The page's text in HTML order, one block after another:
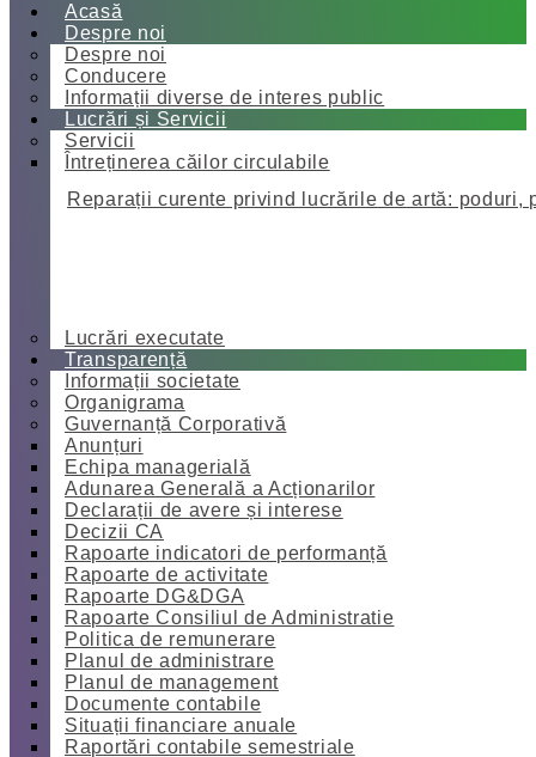
Acasă
Despre noi
Despre noi
Conducere
Informații diverse de interes public
Lucrări și Servicii
Servicii
Întreținerea căilor circulabile
Reparații curente privind lucrările de artă: poduri,
Lucrări executate
Transparență
Informații societate
Organigrama
Guvernanță Corporativă
Anunțuri
Echipa managerială
Adunarea Generală a Acționarilor
Declarații de avere și interese
Decizii CA
Rapoarte indicatori de performanță
Rapoarte de activitate
Rapoarte DG&DGA
Rapoarte Consiliul de Administratie
Politica de remunerare
Planul de administrare
Planul de management
Documente contabile
Situații financiare anuale
Raportări contabile semestriale